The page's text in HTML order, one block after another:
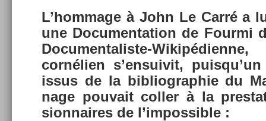
L’hom­mage à John Le Carré a
une Documen­ta­tion de Four­mi
Documentaliste-
cornélien s’en­suivit,
issus de la bi­bliog­raphie du
nage pouvait col­l­er à la
sion­naires de l’im­possib­le :